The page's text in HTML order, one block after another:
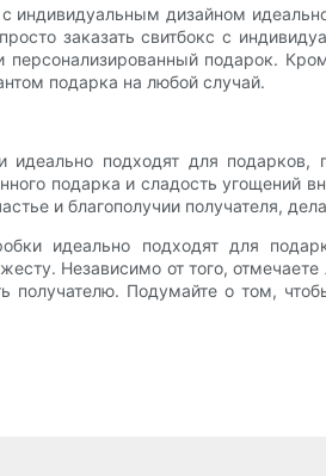
индивидуальным дизайном
заказать свитбокс с
подарок.
подарка на любой случай.
подходят для
подарка и сладость угощений
и благополучии получателя,
идеально подходят для
Независимо от того,
получателю. Подумайте о том,